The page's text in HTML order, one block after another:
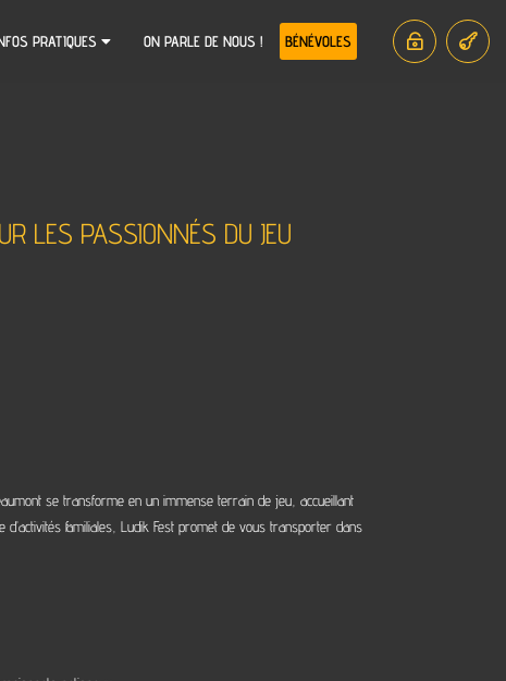
PRATIQUES ON PARLE DE NOUS ! BÉNÉVOLES
LES PASSIONNÉS DU JEU
se transforme en un immense terrain de jeu, accueillant
familiales, Ludik Fest promet de vous transporter dans